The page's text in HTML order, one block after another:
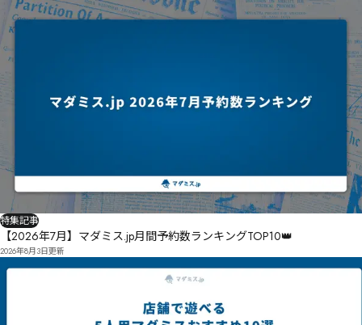
特集記事
【2026年7月】マダミス.jp月間予約数ランキングTOP10👑
2026年8月3日更新